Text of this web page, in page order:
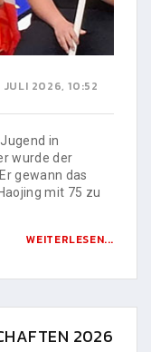
JULI 2026, 10:52
in
wurde der
gewann das
mit 75 zu
WEITERLESEN...
2026